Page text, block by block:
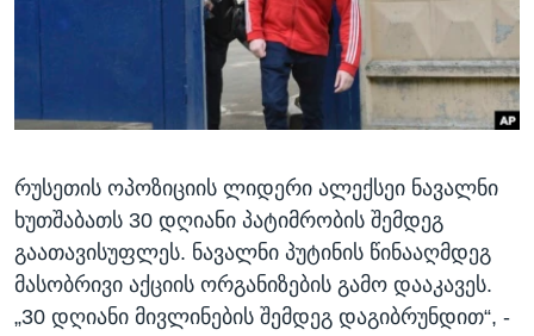
ᲙᲣᲚᲢᲣᲠᲐ
ᲓᲔᲖᲘᲜᲤᲝᲠᲛᲐᲪᲘᲐ
Learning English
ენები
რუსეთის ოპოზიციის ლიდერი ალექსეი ნავალნი
ხუთშაბათს 30 დღიანი პატიმრობის შემდეგ
გაათავისუფლეს. ნავალნი პუტინის წინააღმდეგ
მასობრივი აქციის ორგანიზების გამო დააკავეს.
„30 დღიანი მივლინების შემდეგ დაგიბრუნდით“, -